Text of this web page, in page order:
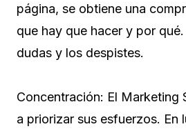
página, se obtiene una
que hay que hacer y por
dudas y los despistes.
Concentración: El Marketing
a priorizar sus esfuerzos. En